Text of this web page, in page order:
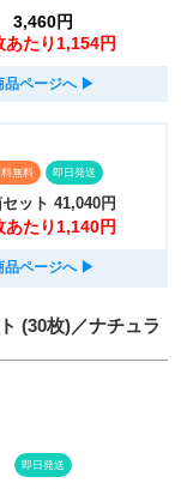
3,460円
あたり1,154円
品ページへ ▶︎
無料 即日発送
ット 41,040円
あたり1,140円
品ページへ ▶︎
(30枚)／ナチュラ
即日発送